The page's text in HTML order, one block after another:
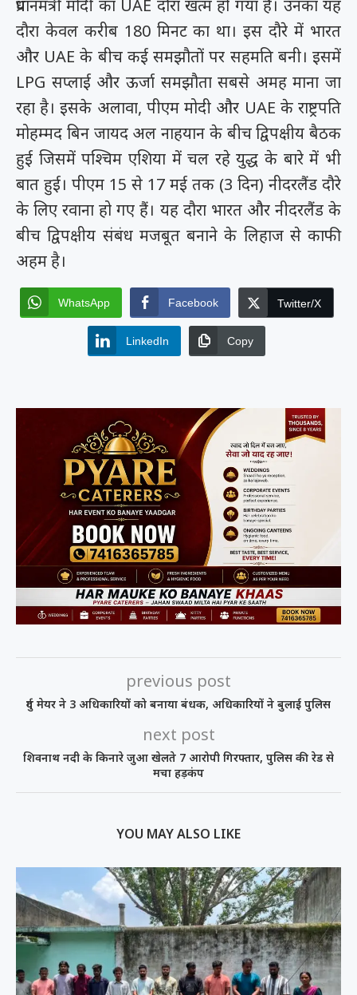
प्रधानमंत्री मोदी का UAE दौरा खत्म हो गया हैं। उनका यह
दौरा केवल करीब 180 मिनट का था। इस दौरे में भारत
और UAE के बीच कई समझौतों पर सहमति बनी। इसमें
LPG सप्लाई और ऊर्जा समझौता सबसे अमह माना जा
रहा है। इसके अलावा, पीएम मोदी और UAE के राष्ट्रपति
मोहम्मद बिन जायद अल नाहयान के बीच द्विपक्षीय बैठक
हुई जिसमें पश्चिम एशिया में चल रहे युद्ध के बारे में भी
बात हुई। पीएम 15 से 17 मई तक (3 दिन) नीदरलैंड दौरे
के लिए रवाना हो गए हैं। यह दौरा भारत और नीदरलैंड के
बीच द्विपक्षीय संबंध मजबूत बनाने के लिहाज से काफी
अहम है।
WhatsApp Facebook Twitter/X
LinkedIn Copy
previous post
दुर्ग मेयर ने 3 अधिकारियों को बनाया बंधक, अधिकारियों ने बुलाई पुलिस
next post
शिवनाथ नदी के किनारे जुआ खेलते 7 आरोपी गिरफ्तार, पुलिस की रेड से
मचा हड़कंप
YOU MAY ALSO LIKE